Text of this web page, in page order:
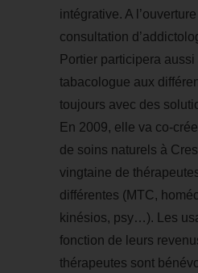
intégrative. A l’ouverture
consultation
Portier participera
tabacologue aux
toujours avec des
En 2009, elle va co-
de soins naturels à
vingtaine de
différentes (MTC,
kinésios, psy…). Les
fonction de leurs
thérapeutes sont